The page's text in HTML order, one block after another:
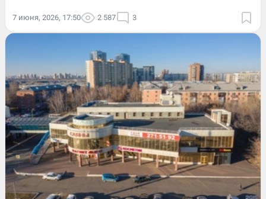
7 июня, 2026, 17:50 2 587 3